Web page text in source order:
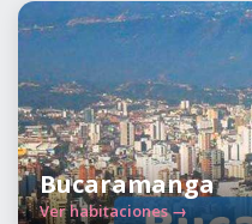
Bucaramanga
Ver habitaciones →